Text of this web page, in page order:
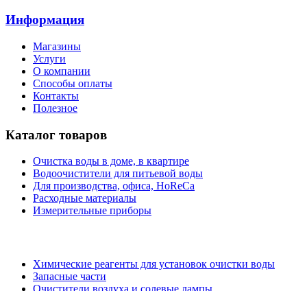
Информация
Магазины
Услуги
О компании
Способы оплаты
Контакты
Полезное
Каталог товаров
Очистка воды в доме, в квартире
Водоочистители для питьевой воды
Для производства, офиса, HoReCa
Расходные материалы
Измерительные приборы
Химические реагенты для установок очистки воды
Запасные части
Очистители воздуха и солевые лампы